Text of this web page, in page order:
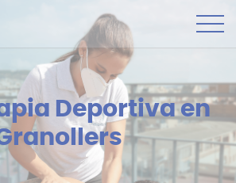
Deportiva en